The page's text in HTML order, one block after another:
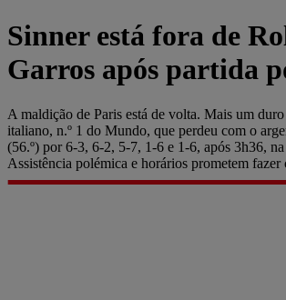
Sinner está fora de
Garros após partida
A maldição de Paris está de volta. Mais um
italiano, n.º 1 do Mundo, que perdeu com o
(56.º) por 6-3, 6-2, 5-7, 1-6 e 1-6, após 3h36,
Assistência polémica e horários prometem